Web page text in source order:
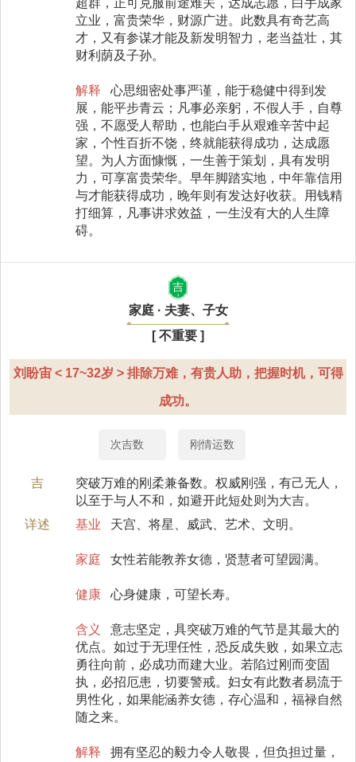
立业，富贵荣华，财源广进。此数具有奇艺高
才，又有参谋才能及新发明智力，老当益壮，其
财利荫及子孙。
解释
心思细密处事严谨，能于稳健中得到发
展，能平步青云；凡事必亲躬，不假人手，自尊
强，不愿受人帮助，也能白手从艰难辛苦中起
家，个性百折不饶，终就能获得成功，达成愿
望。为人方面慷慨，一生善于策划，具有发明
力，可享富贵荣华。早年脚踏实地，中年靠信用
与才能获得成功，晚年则有发达好收获。用钱精
打细算，凡事讲求效益，一生没有大的人生障
碍。
吉
家庭 · 夫妻、子女
[ 不重要 ]
刘盼宙 < 17~32岁 > 排除万难，有贵人助，把握时机，可得
成功。
次吉数 刚情运数
吉
突破万难的刚柔兼备数。权威刚强，有己无人，
以至于与人不和，如避开此短处则为大吉。
详述
基业 天宫、将星、威武、艺术、文明。
家庭 女性若能教养女德，贤慧者可望园满。
健康 心身健康，可望长寿。
含义
意志坚定，具突破万难的气节是其最大的
优点。如过于无理任性，恐反成失败，如果立志
勇往向前，必成功而建大业。若陷过刚而变固
执，必招厄患，切要警戒。妇女有此数者易流于
男性化，如果能涵养女德，存心温和，福禄自然
随之来。
解释
拥有坚忍的毅力令人敬畏，但负担过量，